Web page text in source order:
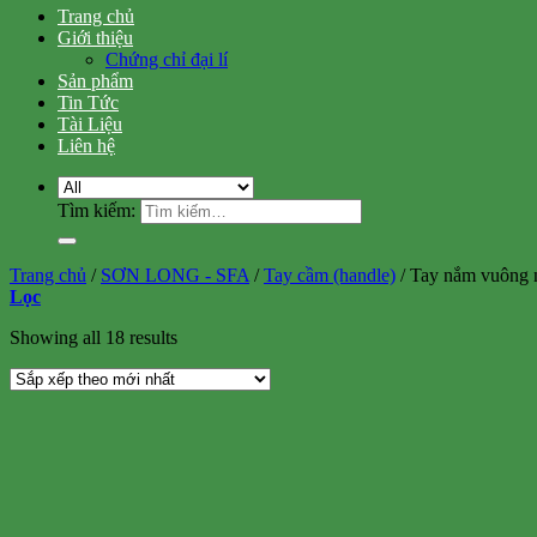
Trang chủ
Giới thiệu
Chứng chỉ đại lí
Sản phẩm
Tin Tức
Tài Liệu
Liên hệ
Tìm kiếm:
Trang chủ / SƠN LONG - SFA / Tay cầm (handle) /Tay nắm vuông
Lọc
Showing all 18 results